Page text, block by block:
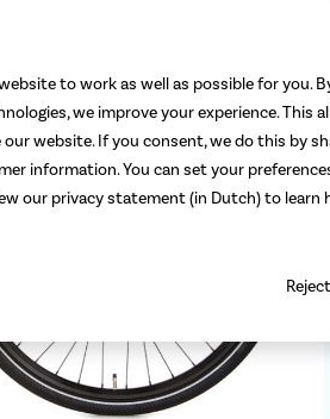
to work as well as possible for you.
we improve your experience. This
website. If you consent, we do this by
information. You can set your
our privacy statement (in Dutch) to